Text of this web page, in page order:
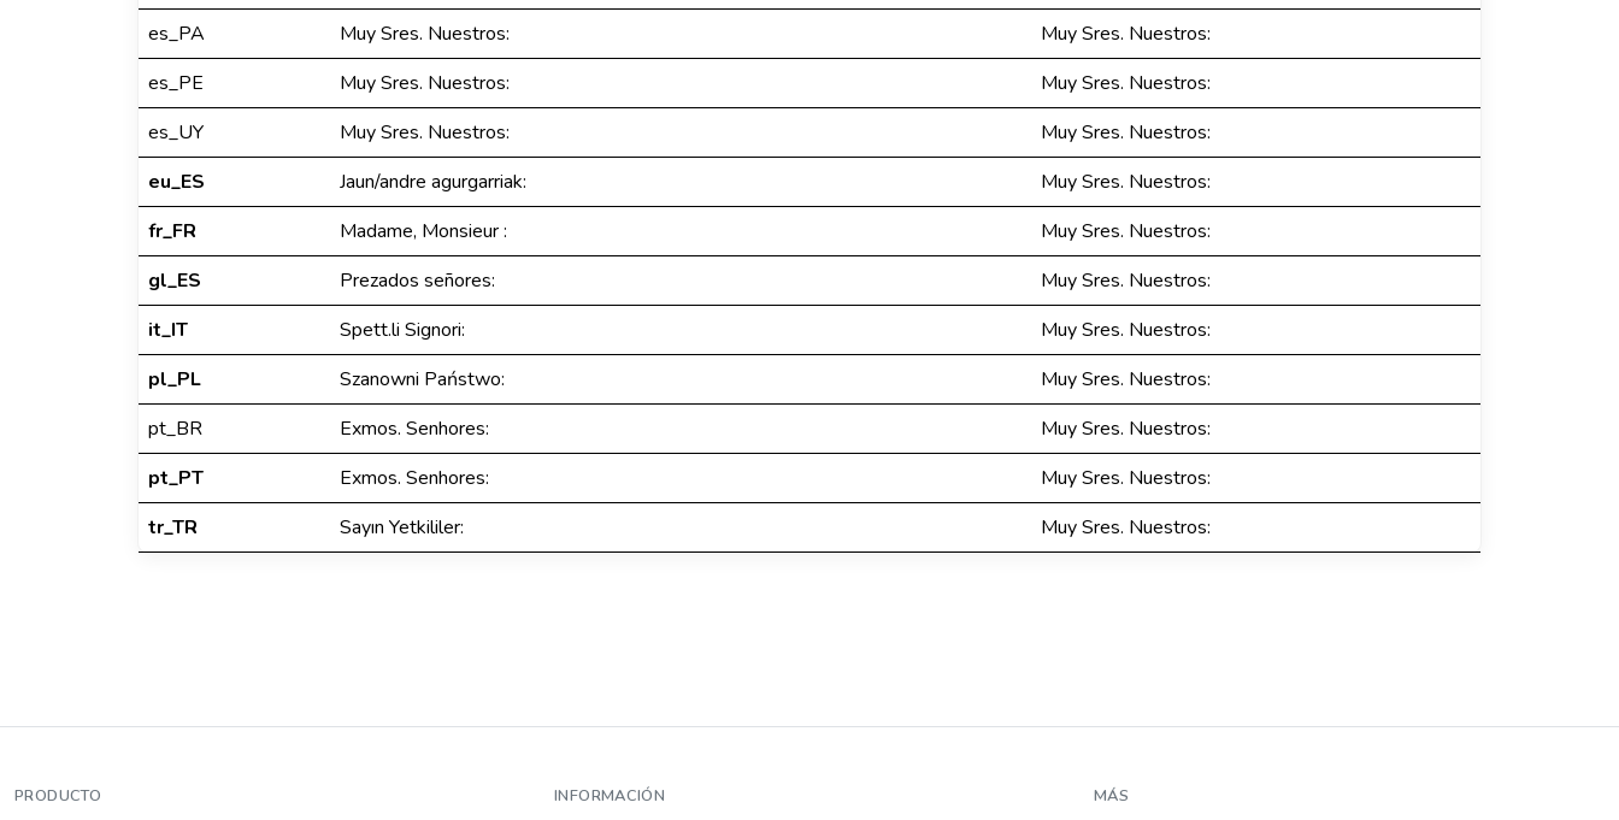
es_PA
Muy Sres. Nuestros:
Muy Sres. Nuestros:
es_PE
Muy Sres. Nuestros:
Muy Sres. Nuestros:
es_UY
Muy Sres. Nuestros:
Muy Sres. Nuestros:
eu_ES
Jaun/andre agurgarriak:
Muy Sres. Nuestros:
fr_FR
Madame, Monsieur :
Muy Sres. Nuestros:
gl_ES
Prezados señores:
Muy Sres. Nuestros:
it_IT
Spett.li Signori:
Muy Sres. Nuestros:
pl_PL
Szanowni Państwo:
Muy Sres. Nuestros:
pt_BR
Exmos. Senhores:
Muy Sres. Nuestros:
pt_PT
Exmos. Senhores:
Muy Sres. Nuestros:
tr_TR
Sayın Yetkililer: Muy Sres. Nuestros:
PRODUCTO INFORMACIÓN MÁS